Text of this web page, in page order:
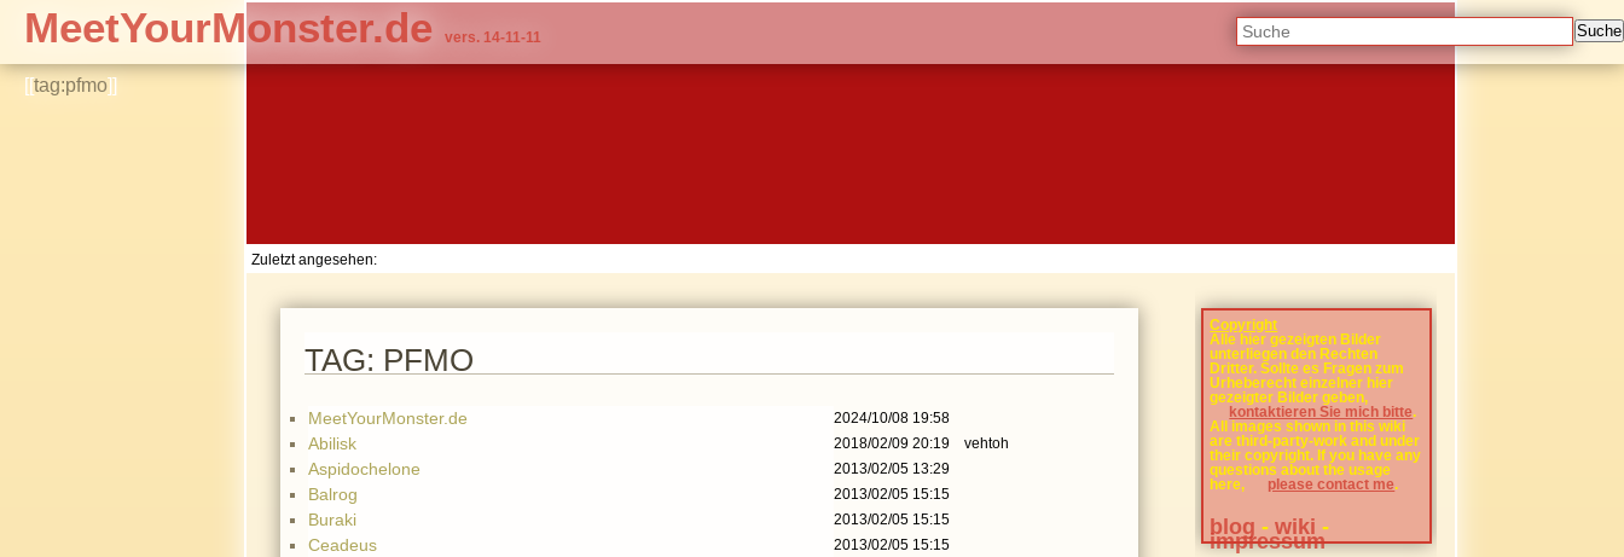
[[tag:pfmo]]
MeetYourMonster.de vers. 14-11-11
Zuletzt angesehen:
TAG: PFMO
MeetYourMonster.de 2024/10/08 19:58
Abilisk 2018/02/09 20:19 vehtoh
Aspidochelone 2013/02/05 13:29
Balrog 2013/02/05 15:15
Buraki 2013/02/05 15:15
Ceadeus 2013/02/05 15:15
Suche
Copyright
Alle hier gezeigten Bilder
unterliegen den Rechten
Dritter. Sollte es Fragen zum
Urheberecht einzelner hier
gezeigter Bilder geben,
kontaktieren Sie mich bitte.
All images shown in this wiki
are third-party-work and under
their copyright. If you have any
questions about the usage
here,
please contact me.
blog -wiki -
impressum